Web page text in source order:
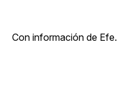
Con información de Efe.